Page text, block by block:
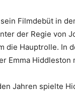
Filmdebüt in
der Regie von
die Hauptrolle. In
Emma Hiddleston
Jahren spielte